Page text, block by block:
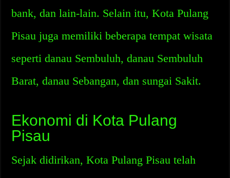
bank, dan lain-lain. Selain itu, Kota Pulang
Pisau juga memiliki beberapa tempat wisata
seperti danau Sembuluh, danau Sembuluh
Barat, danau Sebangan, dan sungai Sakit.
Ekonomi di Kota Pulang
Pisau
Sejak didirikan, Kota Pulang Pisau telah